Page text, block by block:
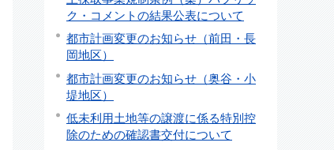
ク・コメントの結果公表について
都市計画変更のお知らせ（前田・長
岡地区）
都市計画変更のお知らせ（奥谷・小
堤地区）
低未利用土地等の譲渡に係る特別控
除のための確認書交付について